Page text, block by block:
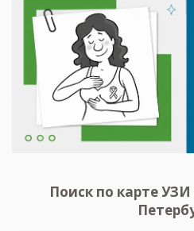
Поиск по карте